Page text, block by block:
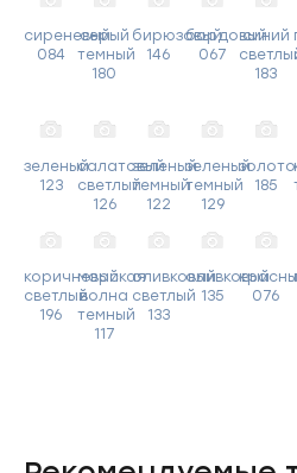
сиреневый
084
серый
темный
180
бирюзовый
146
бордовый
067
синий
183
зеленый
123
салатовый
светлый
126
зеленый
темный
122
зеленый
темный
129
золото
185
коричневый
светлый
196
морская
волна
темный
117
оливковый
светлый
133
оливковый
135
076